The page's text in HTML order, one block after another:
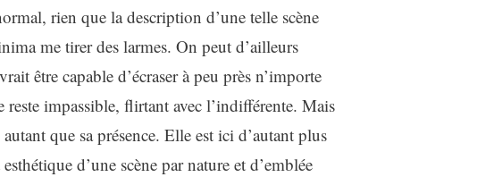
rien que la description d’une telle scène
me tirer des larmes. On peut d’ailleurs
être capable d’écraser à peu près n’importe
impassible, flirtant avec l’indifférente. Mais
que sa présence. Elle est ici d’autant plus
d’une scène par nature et d’emblée